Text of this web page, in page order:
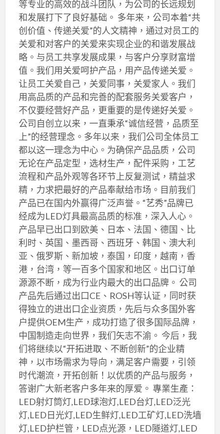
等专业的高效的战斗团队，为公司的长远规划
和发展打下了良好基础。 多年来，公司本着“共
创价值、传递关爱”的人文精神，通过对员工的
关爱和对客户的关爱来实现企业的和谐发展战
略。与员工共享发展成果，与客户分享财富增
值。我们用关爱呵护产品，用产品传递关爱。
让员工关爱自己，关爱同事，关爱家人。我们
用高品质的产品和完善的配套服务关爱客户，
不仅要经营好产品，更重要的是传递好关爱。
公司自创立以来，一直秉承“诚信经营，品质至
上”的经营理念。多年以来，我们公司全体员工
都以这一理念为中心。为确保产品品质，公司
无论在产品定型，选材生产，配件采购，工艺
流程和产品外观等各环节上反复测试，精益求
精，力求把最好的产品奉献给市场。目前我们
产品已在国内外赢得广泛声誉。“艺秀”品牌已
经成为LED灯具最高品质的标准，深入人心。
产品早已出口到欧美、日本、法国、德国、比
利时、英国、墨西哥、西班牙、韩国、澳大利
亚、俄罗斯、新加坡，泰国，印度，越南，香
港，台湾，等一百多个国家和地区。出口订单
源源不断，成为行业内最大的出口品牌。 公司
产品先后通过出口CE、ROSH等认证，同时获
得独立的进出口企业资质，先后与众多国外客
户提供OEM生产，成功打造了很多国际品牌，
中国制造走向世界，我们矢志不渝。 今后，我
们将继续以“开拓进取、不断创新”的企业精
神，以市场需求为导向，满足客户需要，引领
时代潮流，开拓创新！以优质的产品与服务，
答谢广大新老客户多年来的厚爱。 專業生產：
LED射灯筒灯,LED球泡灯,LED台灯,LED泛光
灯,LED日光灯,LED生鲜灯,LED工矿灯,LED洗墙
灯,LED护栏管，LED点光源，LED隧道灯,LED